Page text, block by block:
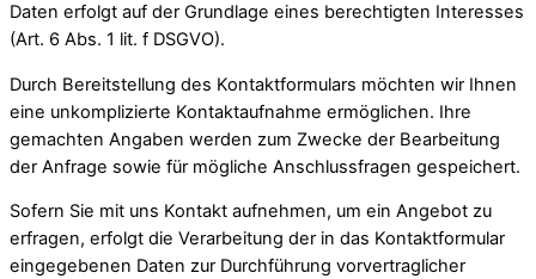
Daten erfolgt auf der Grundlage eines berechtigten Interesses
(Art. 6 Abs. 1 lit. f DSGVO).
Durch Bereitstellung des Kontaktformulars möchten wir Ihnen
eine unkomplizierte Kontaktaufnahme ermöglichen. Ihre
gemachten Angaben werden zum Zwecke der Bearbeitung
der Anfrage sowie für mögliche Anschlussfragen gespeichert.
Sofern Sie mit uns Kontakt aufnehmen, um ein Angebot zu
erfragen, erfolgt die Verarbeitung der in das Kontaktformular
eingegebenen Daten zur Durchführung vorvertraglicher